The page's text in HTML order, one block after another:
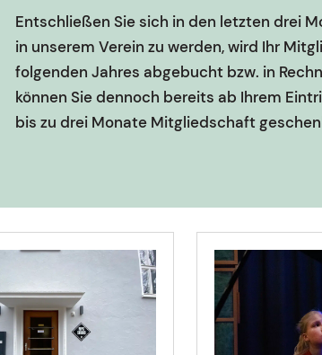
Entschließen Sie sich in den letzten drei
in unserem Verein zu werden, wird Ihr
folgenden Jahres abgebucht bzw. in
können Sie dennoch bereits ab Ihrem
bis zu drei Monate Mitgliedschaft